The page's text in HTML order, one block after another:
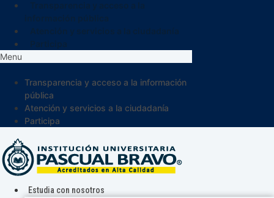
Menu
Transparencia y acceso a la información
pública
Atención y servicios a la ciudadanía
Participa
Estudia con nosotros